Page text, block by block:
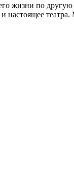
жизни по
настоящее